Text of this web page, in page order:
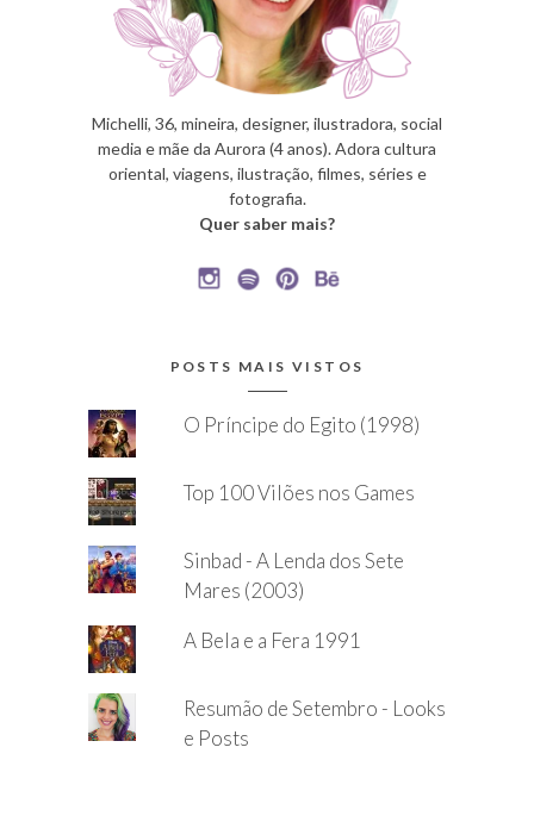
Michelli, 36, mineira, designer, ilustradora, social
media e mãe da Aurora (4 anos). Adora cultura
oriental, viagens, ilustração, filmes, séries e
fotografia.
Quer saber mais?
POSTS MAIS VISTOS
O Príncipe do Egito (1998)
Top 100 Vilões nos Games
Sinbad - A Lenda dos Sete
Mares (2003)
A Bela e a Fera 1991
Resumão de Setembro - Looks
e Posts